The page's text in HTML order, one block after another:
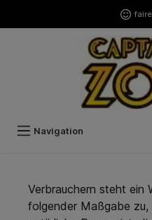
Navigation
Verbrauchern steht ein
folgender Maßgabe